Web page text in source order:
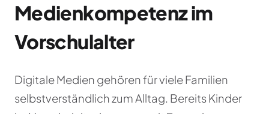
Medienkompetenz im
Vorschulalter
Digitale Medien gehören für viele Familien
selbstverständlich zum Alltag. Bereits Kinder